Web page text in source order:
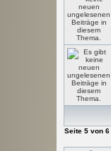
Seite 5 von 6